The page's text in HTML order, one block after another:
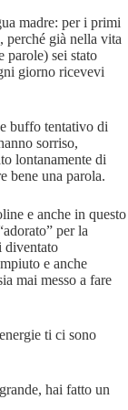
madre: per i primi
perché già nella vita
parole) sei stato
giorno ricevevi
buffo tentativo di
sorriso,
lontanamente di
bene una parola.
e anche in questo
per la
diventato
e anche
mai messo a fare
ti ci sono
hai fatto un